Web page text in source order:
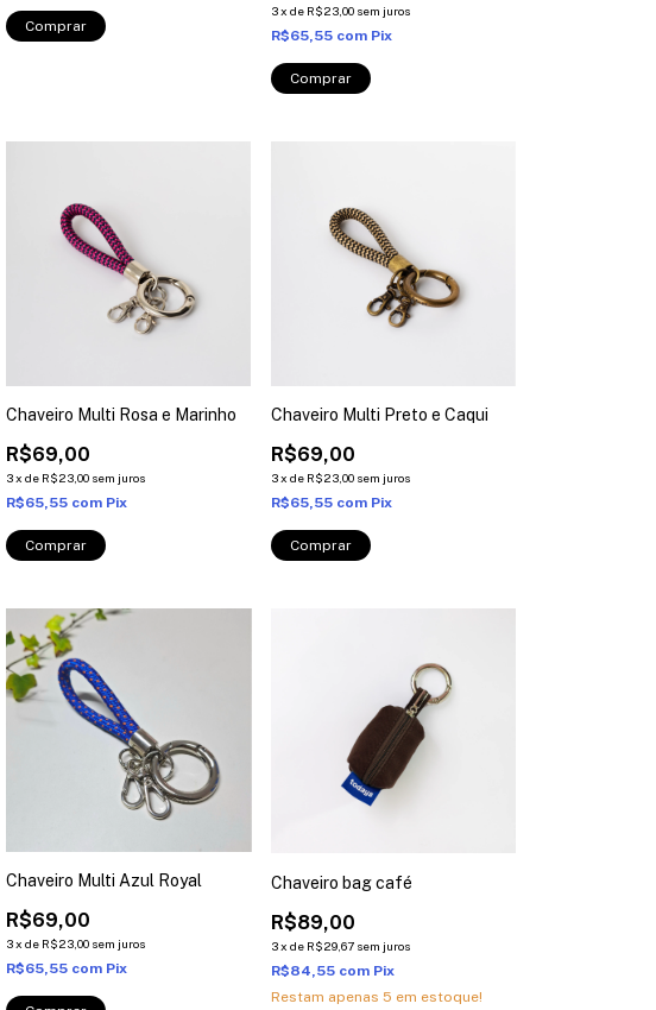
3 x de R$23,00 sem juros
R$65,55 com Pix
Chaveiro Multi Rosa e Marinho
R$69,00
3xde R$23,00 sem juros
R$65,55 com Pix
Chaveiro Multi Preto e Caqui
R$69,00
3 x de R$23,00 sem juros
R$65,55 com Pix
Chaveiro Multi Azul Royal
R$69,00
3xde R$23,00 sem juros
R$65,55 com Pix
Chaveiro bag café
R$89,00
3 x de R$29,67 sem juros
R$84,55 com Pix
Restam apenas 5 em estoque!